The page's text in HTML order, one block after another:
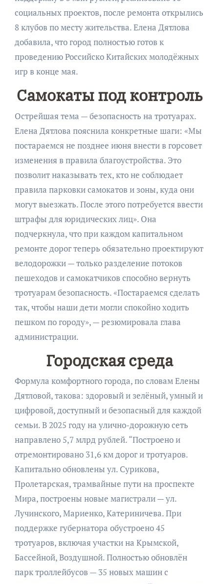
социальных проектов, после ремонта открылись
8 клубов по месту жительства. Елена Дятлова
добавила, что город полностью готов к
проведению Российско Китайских молодёжных
игр в конце мая.
Самокаты под контроль
Острейшая тема — безопасность на тротуарах.
Елена Дятлова пояснила конкретные шаги: «Мы
постараемся не позднее июня внести в горсовет
изменения в правила благоустройства. Это
позволит наказывать тех, кто не соблюдает
правила парковки самокатов и зоны, куда они
могут выезжать. После этого потребуется ввести
штрафы для юридических лиц». Она
подчеркнула, что при каждом капитальном
ремонте дорог теперь обязательно проектируют
велодорожки — только разделение потоков
пешеходов и самокатчиков способно вернуть
тротуарам безопасность. «Постараемся сделать
так, чтобы наши дети могли спокойно ходить
пешком по городу», — резюмировала глава
администрации.
Городская среда
Формула комфортного города, по словам Елены
Дятловой, такова: здоровый и зелёный, умный и
цифровой, доступный и безопасный для каждой
семьи. В 2025 году на улично-дорожную сеть
направлено 5,7 млрд рублей. “Построено и
отремонтировано 31,6 км дорог и тротуаров.
Капитально обновлены ул. Сурикова,
Пролетарская, трамвайные пути на проспекте
Мира, построены новые магистрали — ул.
Лучинского, Мариенко, Катериничева. При
поддержке губернатора обустроено 45
тротуаров, включая участки на Крымской,
Бассейной, Воздушной. Полностью обновлён
парк троллейбусов — 35 новых машин с